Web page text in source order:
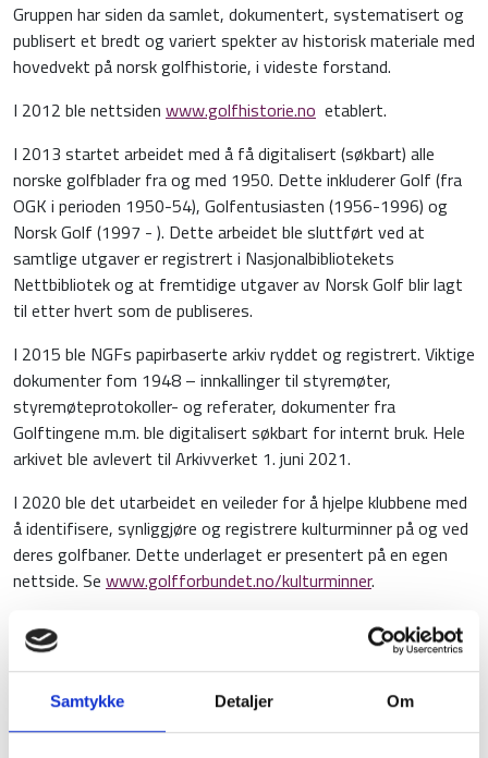
Samtykke Detaljer Om
Gruppen har siden da samlet, dokumentert, systematisert og
publisert et bredt og variert spekter av historisk materiale med
hovedvekt på norsk golfhistorie, i videste forstand.
I 2012 ble nettsiden www.golfhistorie.no etablert.
I 2013 startet arbeidet med å få digitalisert (søkbart) alle
norske golfblader fra og med 1950. Dette inkluderer Golf (fra
OGK i perioden 1950-54), Golfentusiasten (1956-1996) og
Norsk Golf (1997 - ). Dette arbeidet ble sluttført ved at
samtlige utgaver er registrert i Nasjonalbibliotekets
Nettbibliotek og at fremtidige utgaver av Norsk Golf blir lagt
til etter hvert som de publiseres.
I 2015 ble NGFs papirbaserte arkiv ryddet og registrert. Viktige
dokumenter fom 1948 – innkallinger til styremøter,
styremøteprotokoller- og referater, dokumenter fra
Golftingene m.m. ble digitalisert søkbart for internt bruk. Hele
arkivet ble avlevert til Arkivverket 1. juni 2021.
I 2020 ble det utarbeidet en veileder for å hjelpe klubbene med
å identifisere, synliggjøre og registrere kulturminner på og ved
deres golfbaner. Dette underlaget er presentert på en egen
nettside. Se www.golfforbundet.no/kulturminner.
NGFs presidenter
Norgesmestere - Menn